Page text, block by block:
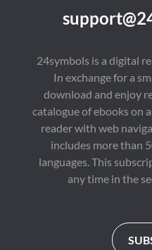
24symbols is a digital
In exchange for a
download and enjoy
catalogue of ebooks on
reader with web
includes more than
languages. This
any time in the